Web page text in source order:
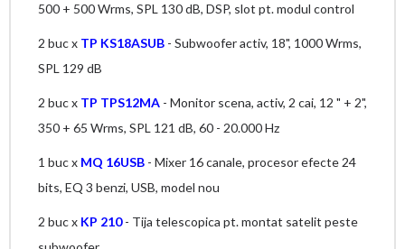
500 + 500 Wrms, SPL 130 dB, DSP, slot pt. modul control
2 buc x TP KS18ASUB - Subwoofer activ, 18", 1000 Wrms,
SPL 129 dB
2 buc x TP TPS12MA - Monitor scena, activ, 2 cai, 12 " + 2",
350 + 65 Wrms, SPL 121 dB, 60 - 20.000 Hz
1 buc x MQ 16USB - Mixer 16 canale, procesor efecte 24
bits, EQ 3 benzi, USB, model nou
2 buc x KP 210- Tija telescopica pt. montat satelit peste